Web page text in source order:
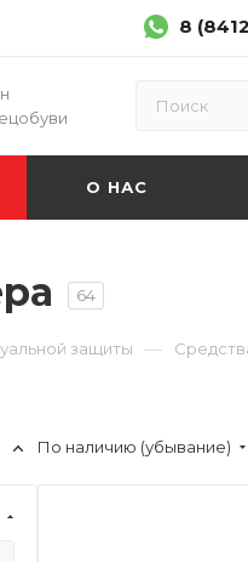
8
О НАС
64
защиты —
По наличию (убывание)